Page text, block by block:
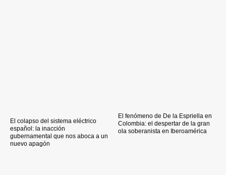
El colapso del sistema eléctrico
español: la inacción
gubernamental que nos aboca a un
nuevo apagón
El fenómeno de De la Espriella en
Colombia: el despertar de la gran
ola soberanista en Iberoamérica